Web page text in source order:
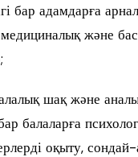
бар адамдарға
медициналық және
шақ және
балаларға
оқыту,